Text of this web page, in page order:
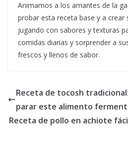
Animamos a los amantes de la
probar esta receta base y a crear
jugando con sabores y texturas
comidas diarias y sorprender a
frescos y llenos de sabor.
Receta de tocosh
parar este alimento
Receta de pollo en achiote